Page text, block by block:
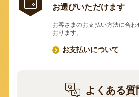
お選びいただけます
お客さまのお支払い方法に合
おります。
お支払いについて
よくある質